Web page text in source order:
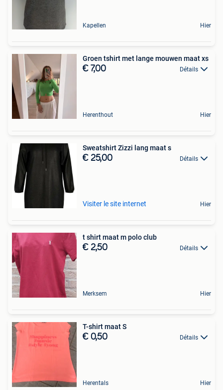
Kapellen Hier
Groen tshirt met lange mouwen maat xs
€ 7,00 Détails
Herenthout Hier
Sweatshirt Zizzi lang maat s
€ 25,00 Détails
Visiter le site internet Hier
t shirt maat m polo club
€ 2,50 Détails
Merksem Hier
T-shirt maat S
€ 0,50 Détails
Herentals Hier